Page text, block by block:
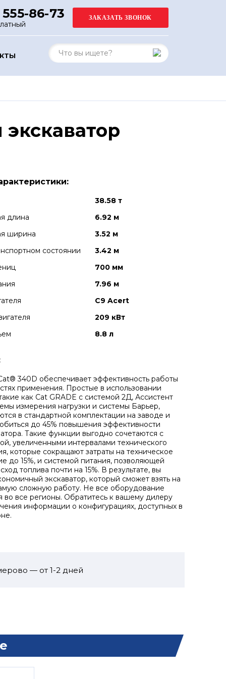
86-73
38.58 т
длина
6.92 м
ширина
3.52 м
cостоянии
3.42 м
700 мм
7.96 м
C9 Acert
209 кВт
8.8 л
340D обеспечивает эффективность работы
применения. Простые в использовании
как Cat GRADE с системой 2Д, Ассистент
измерения нагрузки и системы Барьер,
в стандартной комплектации на заводе и
до 45% повышения эффективности
Такие функции выгодно сочетаются с
увеличенными интервалами технического
которые сокращают затраты на техническое
до 15%, и системой питания, позволяющей
топлива почти на 15%. В результате, вы
экскаватор, который сможет взять на
сложную работу. Не все оборудование
во все регионы. Обратитесь к вашему дилеру
информации о конфигурациях, доступных в
— от 1-2 дней